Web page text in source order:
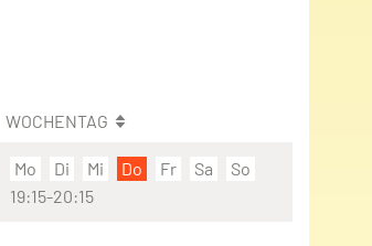
WOCHENTAG
Mo Di Mi Do Fr Sa
So
19:15-20:15